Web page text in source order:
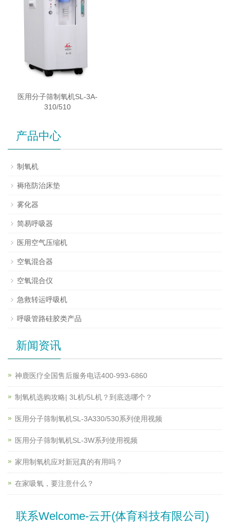
医用分子筛制氧机SL-3A-
310/510
产品中心
制氧机
褥疮防治床垫
雾化器
简易呼吸器
医用空气压缩机
空氧混合器
空氧混合仪
急救转运呼吸机
呼吸管路硅胶类产品
新闻资讯
神鹿医疗全国售后服务电话400-993-6860
制氧机选购攻略| 3L机/5L机？到底选哪个？
医用分子筛制氧机SL-3A330/530系列使用视频
医用分子筛制氧机SL-3W系列使用视频
家用制氧机应对新冠真的有用吗？
在家吸氧，要注意什么？
联系Welcome-云开(体育科技有限公司)